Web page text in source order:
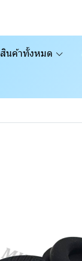
สินค้าทั้งหมด